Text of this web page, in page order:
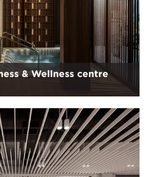
& Wellness centre